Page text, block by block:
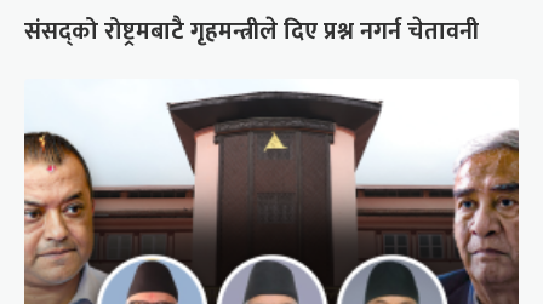
संसद्को रोष्ट्रमबाटै गृहमन्त्रीले दिए प्रश्न नगर्न चेतावनी